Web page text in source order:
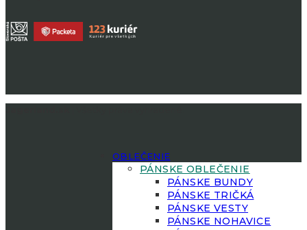
OBLEČENIE
PÁNSKE OBLEČENIE
PÁNSKE BUNDY
PÁNSKE TRIČKÁ
PÁNSKE VESTY
PÁNSKE NOHAVICE